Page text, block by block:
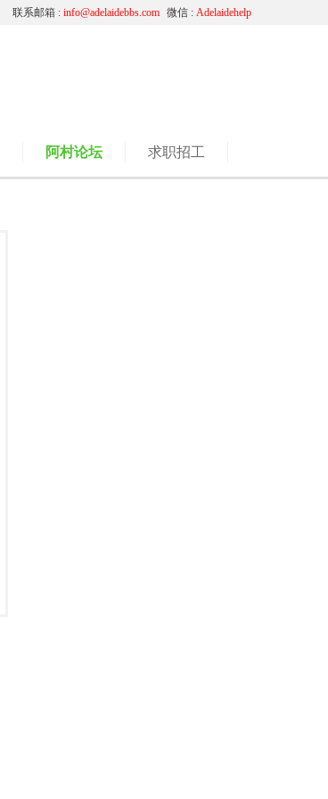
微信 : Adelaidehelp
联系邮箱 : info@adelaidebbs.com
阿村论坛 求职招工